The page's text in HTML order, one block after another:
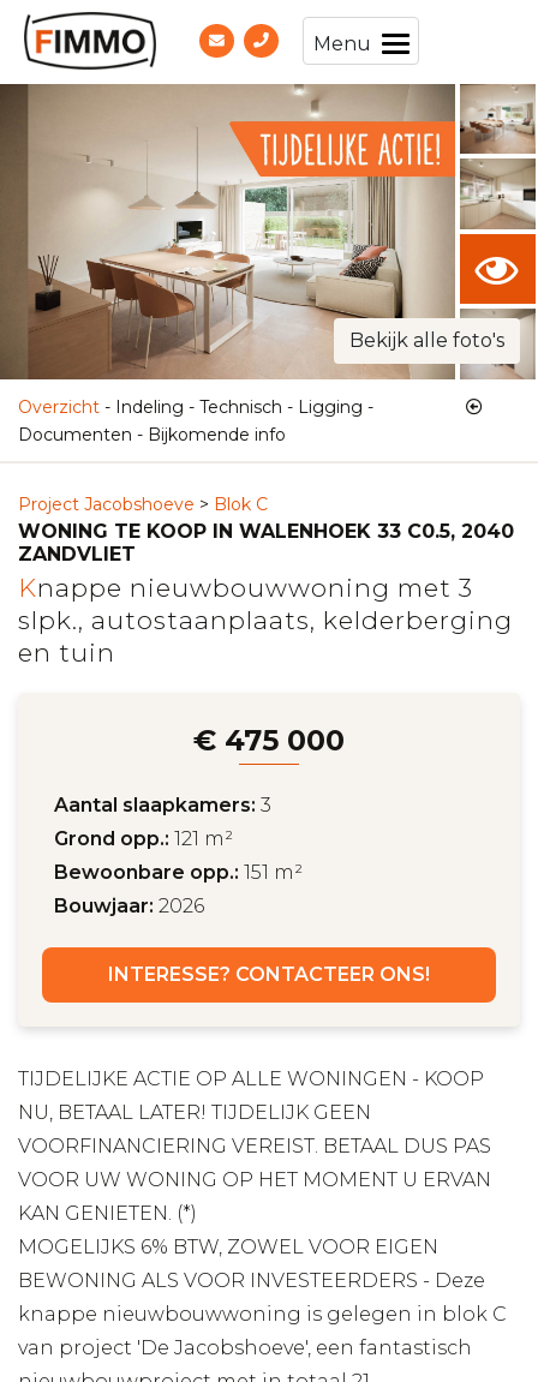
Menu
Bekijk alle foto's
Overzicht - Indeling - Technisch - Ligging -
Documenten - Bijkomende info
Project Jacobshoeve > Blok C
WONING TE KOOP IN WALENHOEK 33 C0.5, 2040
ZANDVLIET
Knappe nieuwbouwwoning met 3
slpk., autostaanplaats, kelderberging
en tuin
€ 475 000
Aantal slaapkamers: 3
Grond opp.: 121 m²
Bewoonbare opp.: 151 m²
Bouwjaar: 2026
INTERESSE? CONTACTEER ONS!
TIJDELIJKE ACTIE OP ALLE WONINGEN - KOOP
NU, BETAAL LATER! TIJDELIJK GEEN
VOORFINANCIERING VEREIST. BETAAL DUS PAS
VOOR UW WONING OP HET MOMENT U ERVAN
KAN GENIETEN. (*)
MOGELIJKS 6% BTW, ZOWEL VOOR EIGEN
BEWONING ALS VOOR INVESTEERDERS - Deze
knappe nieuwbouwwoning is gelegen in blok C
van project 'De Jacobshoeve', een fantastisch